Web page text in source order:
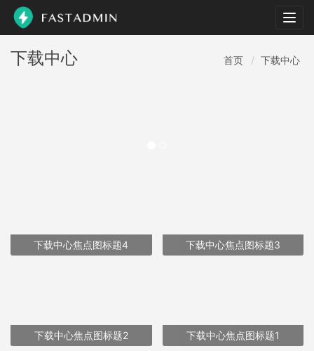
下载中心 首页 下载中心
下载中心焦点图标题4 下载中心焦点图标题3
下载中心焦点图标题2 下载中心焦点图标题1